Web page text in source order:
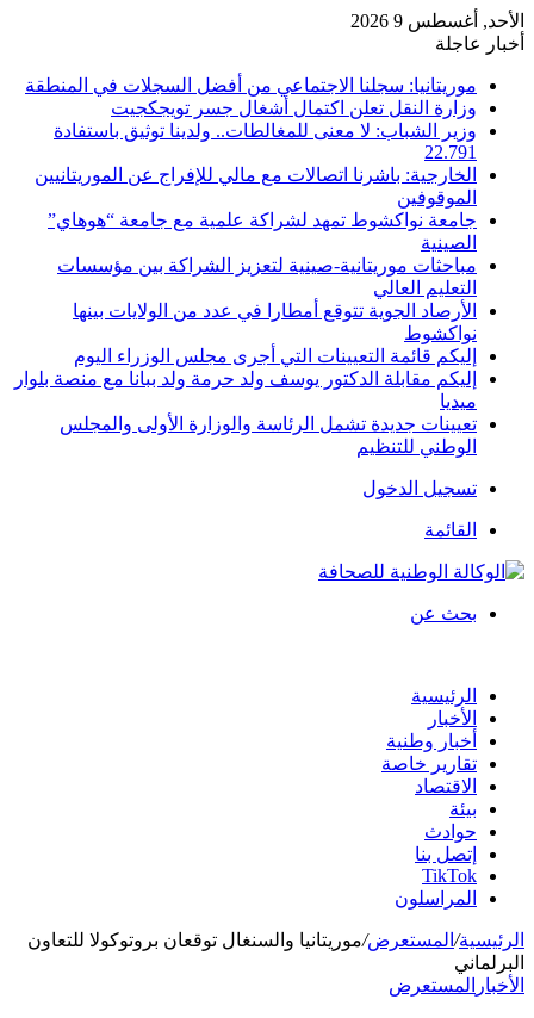
الأحد, أغسطس 9 2026
أخبار عاجلة
موريتانيا: سجلنا الاجتماعي من أفضل السجلات في المنطقة
وزارة النقل تعلن اكتمال أشغال جسر تويجكجيت
وزير الشباب: لا معنى للمغالطات.. ولدينا توثيق باستفادة
22.791
الخارجية: باشرنا اتصالات مع مالي للإفراج عن الموريتانيين
الموقوفين
جامعة نواكشوط تمهد لشراكة علمية مع جامعة “هوهاي”
الصينية
مباحثات موريتانية-صينية لتعزيز الشراكة بين مؤسسات
التعليم العالي
الأرصاد الجوية تتوقع أمطارا في عدد من الولايات بينها
نواكشوط
إليكم قائمة التعيينات التي أجرى مجلس الوزراء اليوم
إليكم مقابلة الدكتور يوسف ولد حرمة ولد ببانا مع منصة بلوار
ميديا
تعيينات جديدة تشمل الرئاسة والوزارة الأولى والمجلس
الوطني للتنظيم
تسجيل الدخول
القائمة
بحث عن
الرئيسية
الأخبار
أخبار وطنية
تقارير خاصة
الاقتصاد
بيئة
حوادث
إتصل بنا
TikTok
المراسلون
الرئيسية/ المستعرض/موريتانيا والسنغال توقعان بروتوكولا للتعاون
البرلماني
الأخبار المستعرض